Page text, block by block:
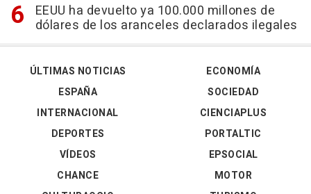
EEUU ha devuelto ya 100.000 millones de
dólares de los aranceles declarados ilegales
ÚLTIMAS NOTICIAS
ESPAÑA
INTERNACIONAL
DEPORTES
VÍDEOS
ECONOMÍA
SOCIEDAD
CIENCIAPLUS
PORTALTIC
EPSOCIAL
CHANCE
MOTOR